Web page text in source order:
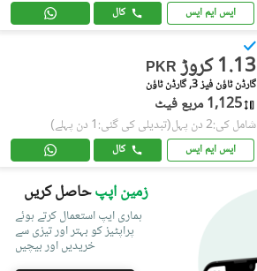
ایس ایم ایس کال
PKR 1.13 کروڑ
گارڈن ٹاؤن فیز 3, گارڈن ٹاؤن
1,125 مربع فیٹ
شامل کی:2 دن پہل (تبدیلی کی گئی:1 دن پہلے)
ایس ایم ایس کال
زمین اپپحاصل کریں
ہماری ایپ استعمال کرتے ہوئے
پراپٹیز کو بہتر اور تیزی سے
خریدیں اور بیچیں